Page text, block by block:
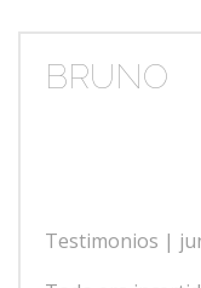
BRUNO
Testimonios |